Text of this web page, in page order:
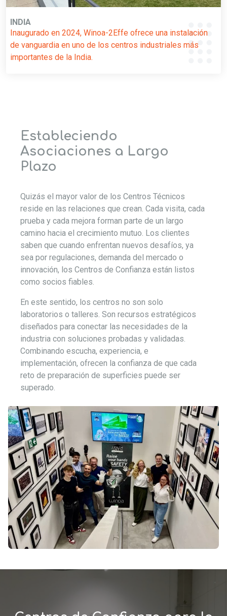
INDIA
Inaugurado en 2024, Winoa-2Effe ofrece una instalación
de vanguardia en uno de los centros industriales más
importantes de la India.
Estableciendo
Asociaciones a Largo
Plazo
Quizás el mayor valor de los Centros Técnicos
reside en las relaciones que crean. Cada visita, cada
prueba y cada mejora forman parte de un largo
camino hacia el crecimiento mutuo. Los clientes
saben que cuando enfrentan nuevos desafíos, ya
sea por regulaciones, demanda del mercado o
innovación, los Centros de Confianza están listos
como socios fiables.
En este sentido, los centros no son solo
laboratorios o talleres. Son recursos estratégicos
diseñados para conectar las necesidades de la
industria con soluciones probadas y validadas.
Combinando escucha, experiencia, e
implementación, ofrecen la confianza de que cada
reto de preparación de superficies puede ser
superado.